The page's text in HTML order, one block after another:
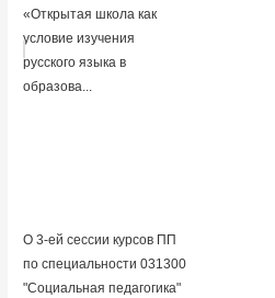
«Открытая школа как
условие изучения
русского языка в
образова...
О 3-ей сессии курсов ПП
по специальности 031300
"Социальная педагогика"